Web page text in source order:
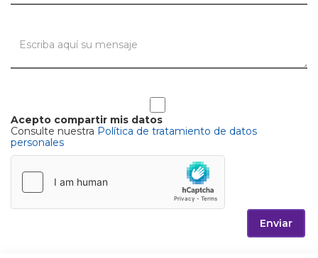
Acepto compartir mis datos
Consulte nuestra Política de tratamiento de datos
personales
Enviar